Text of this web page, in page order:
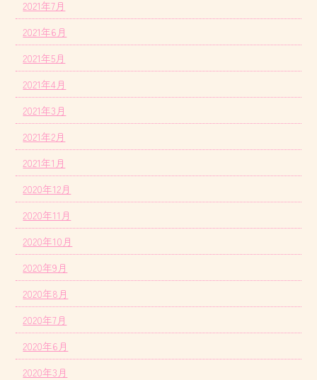
2021年7月
2021年6月
2021年5月
2021年4月
2021年3月
2021年2月
2021年1月
2020年12月
2020年11月
2020年10月
2020年9月
2020年8月
2020年7月
2020年6月
2020年3月